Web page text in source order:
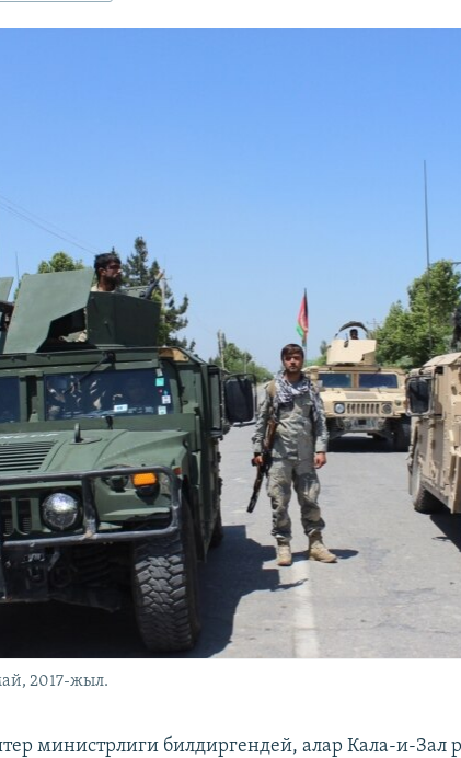
2017-жыл.
министрлиги билдиргендей, алар Кала-и-Зал